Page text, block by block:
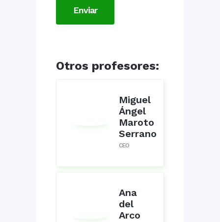
Otros profesores:
Miguel
Ángel
Maroto
Serrano
CEO
Ana
del
Arco